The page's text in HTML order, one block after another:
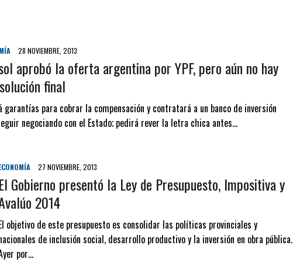
28 NOVIEMBRE, 2013
aprobó la oferta argentina por YPF, pero aún no hay
final
garantías para cobrar la compensación y contratará a un banco de inversión
negociando con el Estado; pedirá rever la letra chica antes…
27 NOVIEMBRE, 2013
El Gobierno presentó la Ley de Presupuesto, Impositiva y
2014
objetivo de este presupuesto es consolidar las políticas provinciales y
de inclusión social, desarrollo productivo y la inversión en obra pública.
por…